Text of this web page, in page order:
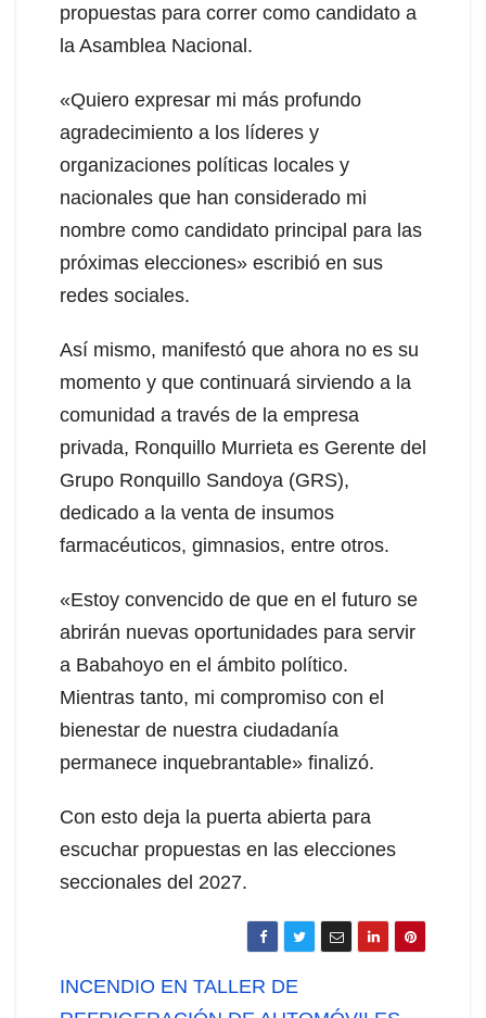
propuestas para correr como candidato a
la Asamblea Nacional.
«Quiero expresar mi más profundo
agradecimiento a los líderes y
organizaciones políticas locales y
nacionales que han considerado mi
nombre como candidato principal para las
próximas elecciones» escribió en sus
redes sociales.
Así mismo, manifestó que ahora no es su
momento y que continuará sirviendo a la
comunidad a través de la empresa
privada, Ronquillo Murrieta es Gerente del
Grupo Ronquillo Sandoya (GRS),
dedicado a la venta de insumos
farmacéuticos, gimnasios, entre otros.
«Estoy convencido de que en el futuro se
abrirán nuevas oportunidades para servir
a Babahoyo en el ámbito político.
Mientras tanto, mi compromiso con el
bienestar de nuestra ciudadanía
permanece inquebrantable» finalizó.
Con esto deja la puerta abierta para
escuchar propuestas en las elecciones
seccionales del 2027.
Navegación
INCENDIO EN TALLER DE